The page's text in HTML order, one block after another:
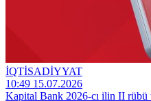
İQTİSADİYYAT
10:49 15.07.2026
Kapital Bank 2026-cı ilin II